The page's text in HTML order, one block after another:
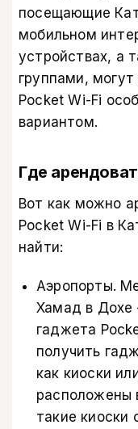
посещающие
мобильном
устройствах, а
группами,
Pocket Wi-Fi
вариантом.
Где
Вот как можно
Pocket Wi-Fi в
найти:
Аэропорты.
Хамад в
гаджета
получить
как киоски
расположены
такие киоски